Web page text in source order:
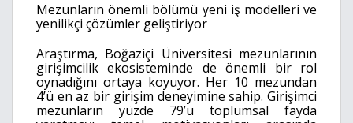
Mezunların önemli bölümü yeni iş modelleri ve
yenilikçi çözümler geliştiriyor
Araştırma, Boğaziçi Üniversitesi mezunlarının
girişimcilik ekosisteminde de önemli bir rol
oynadığını ortaya koyuyor. Her 10 mezundan
4’ü en az bir girişim deneyimine sahip. Girişimci
mezunların yüzde 79’u toplumsal fayda